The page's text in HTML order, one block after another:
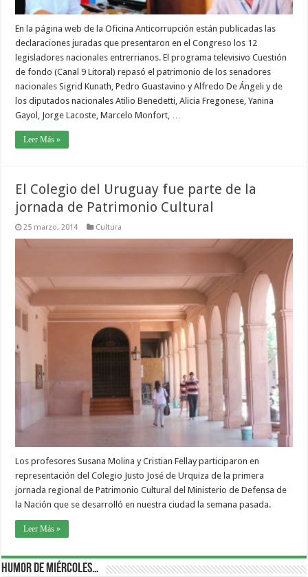
En la página web de la Oficina Anticorrupción están publicadas las
declaraciones juradas que presentaron en el Congreso los 12
legisladores nacionales entrerrianos. El programa televisivo Cuestión
de fondo (Canal 9 Litoral) repasó el patrimonio de los senadores
nacionales Sigrid Kunath, Pedro Guastavino y Alfredo De Ángeli y de
los diputados nacionales Atilio Benedetti, Alicia Fregonese, Yanina
Gayol, Jorge Lacoste, Marcelo Monfort, …
Leer Más »
El Colegio del Uruguay fue parte de la
jornada de Patrimonio Cultural
25 marzo, 2014 Cultura
Los profesores Susana Molina y Cristian Fellay participaron en
representación del Colegio Justo José de Urquiza de la primera
jornada regional de Patrimonio Cultural del Ministerio de Defensa de
la Nación que se desarrolló en nuestra ciudad la semana pasada.
Leer Más »
Humor de Miércoles…